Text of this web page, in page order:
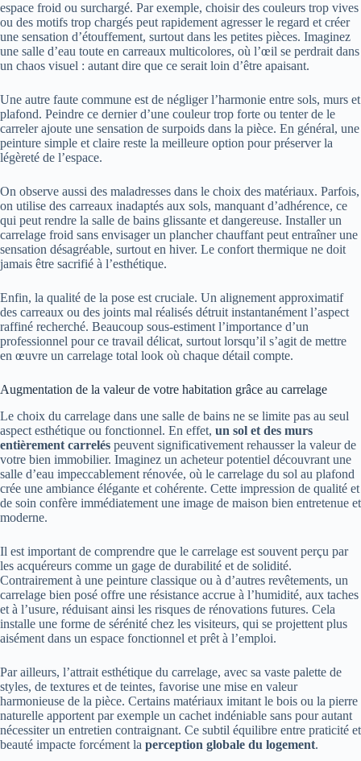
espace froid ou surchargé. Par exemple, choisir des couleurs trop vives
ou des motifs trop chargés peut rapidement agresser le regard et créer
une sensation d’étouffement, surtout dans les petites pièces. Imaginez
une salle d’eau toute en carreaux multicolores, où l’œil se perdrait dans
un chaos visuel : autant dire que ce serait loin d’être apaisant.
Une autre faute commune est de négliger l’harmonie entre sols, murs et
plafond. Peindre ce dernier d’une couleur trop forte ou tenter de le
carreler ajoute une sensation de surpoids dans la pièce. En général, une
peinture simple et claire reste la meilleure option pour préserver la
légèreté de l’espace.
On observe aussi des maladresses dans le choix des matériaux. Parfois,
on utilise des carreaux inadaptés aux sols, manquant d’adhérence, ce
qui peut rendre la salle de bains glissante et dangereuse. Installer un
carrelage froid sans envisager un plancher chauffant peut entraîner une
sensation désagréable, surtout en hiver. Le confort thermique ne doit
jamais être sacrifié à l’esthétique.
Enfin, la qualité de la pose est cruciale. Un alignement approximatif
des carreaux ou des joints mal réalisés détruit instantanément l’aspect
raffiné recherché. Beaucoup sous-estiment l’importance d’un
professionnel pour ce travail délicat, surtout lorsqu’il s’agit de mettre
en œuvre un carrelage total look où chaque détail compte.
Augmentation de la valeur de votre habitation grâce au carrelage
Le choix du carrelage dans une salle de bains ne se limite pas au seul
aspect esthétique ou fonctionnel. En effet, un sol et des murs
entièrement carrelés peuvent significativement rehausser la valeur de
votre bien immobilier. Imaginez un acheteur potentiel découvrant une
salle d’eau impeccablement rénovée, où le carrelage du sol au plafond
crée une ambiance élégante et cohérente. Cette impression de qualité et
de soin confère immédiatement une image de maison bien entretenue et
moderne.
Il est important de comprendre que le carrelage est souvent perçu par
les acquéreurs comme un gage de durabilité et de solidité.
Contrairement à une peinture classique ou à d’autres revêtements, un
carrelage bien posé offre une résistance accrue à l’humidité, aux taches
et à l’usure, réduisant ainsi les risques de rénovations futures. Cela
installe une forme de sérénité chez les visiteurs, qui se projettent plus
aisément dans un espace fonctionnel et prêt à l’emploi.
Par ailleurs, l’attrait esthétique du carrelage, avec sa vaste palette de
styles, de textures et de teintes, favorise une mise en valeur
harmonieuse de la pièce. Certains matériaux imitant le bois ou la pierre
naturelle apportent par exemple un cachet indéniable sans pour autant
nécessiter un entretien contraignant. Ce subtil équilibre entre praticité et
beauté impacte forcément la perception globale du logement.